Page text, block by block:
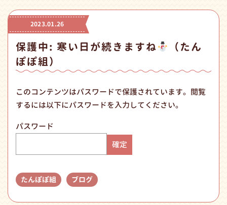
2023.01.26
保護中: 寒い日が続きますね
（たん
ぽぽ組）
このコンテンツはパスワードで保護されています。閲覧
するには以下にパスワードを入力してください。
パスワード
たんぽぽ組 ブログ